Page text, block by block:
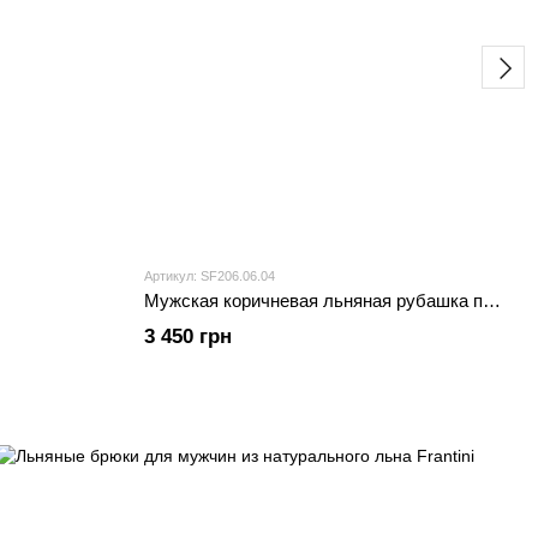
Артикул: SF206.06.04
Мужская коричневая льняная рубашка приталенная Frantini
3 450 грн